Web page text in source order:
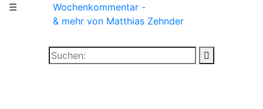
☰
Wochenkommentar -
& mehr von Matthias Zehnder